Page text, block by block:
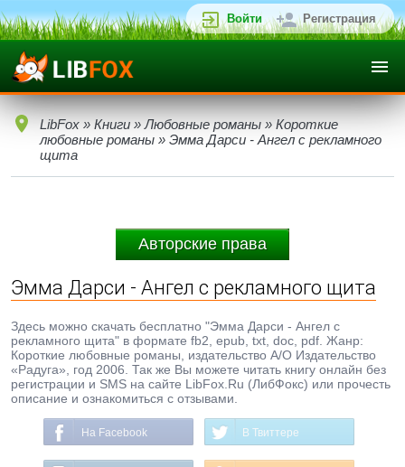
Войти Регистрация
LibFox » Книги » Любовные романы » Короткие
любовные романы » Эмма Дарси - Ангел с рекламного
щита
Авторские права
Эмма Дарси - Ангел с рекламного щита
Здесь можно скачать бесплатно "Эмма Дарси - Ангел с
рекламного щита" в формате fb2, epub, txt, doc, pdf. Жанр:
Короткие любовные романы, издательство А/О Издательство
«Радуга», год 2006. Так же Вы можете читать книгу онлайн без
регистрации и SMS на сайте LibFox.Ru (ЛибФокс) или прочесть
описание и ознакомиться с отзывами.
На Facebook В Твиттере